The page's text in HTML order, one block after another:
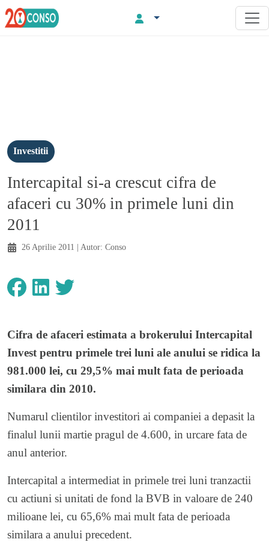
Investitii
Intercapital si-a crescut cifra de
afaceri cu 30% in primele luni din
2011
26 Aprilie 2011 | Autor: Conso
Cifra de afaceri estimata a brokerului Intercapital
Invest pentru primele trei luni ale anului se ridica la
981.000 lei, cu 29,5% mai mult fata de perioada
similara din 2010.
Numarul clientilor investitori ai companiei a depasit la
finalul lunii martie pragul de 4.600, in urcare fata de
anul anterior.
Intercapital a intermediat in primele trei luni tranzactii
cu actiuni si unitati de fond la BVB in valoare de 240
milioane lei, cu 65,6% mai mult fata de perioada
similara a anului precedent.